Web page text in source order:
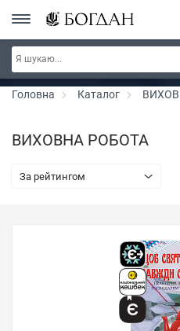
РОЗПРОДАЖ ~ 150 грн ~ 200 грн ~
300 грн ~ РОЗПРОДАЖ
Головна Каталог
ВИХОВНА РОБОТА
За рейтингом